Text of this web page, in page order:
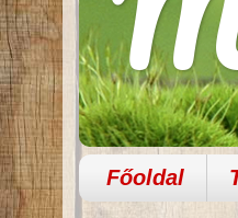
Főoldal